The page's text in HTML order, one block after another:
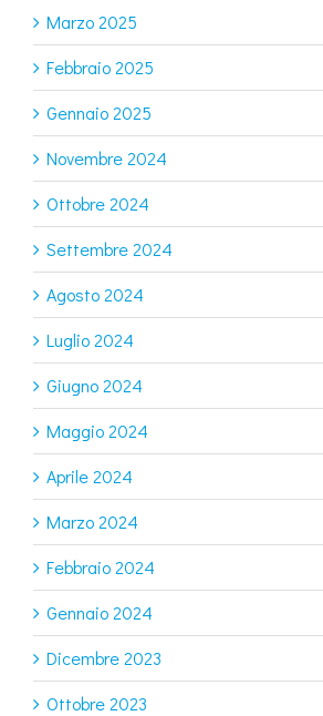
Marzo 2025
Febbraio 2025
Gennaio 2025
Novembre 2024
Ottobre 2024
Settembre 2024
Agosto 2024
Luglio 2024
Giugno 2024
Maggio 2024
Aprile 2024
Marzo 2024
Febbraio 2024
Gennaio 2024
Dicembre 2023
Ottobre 2023